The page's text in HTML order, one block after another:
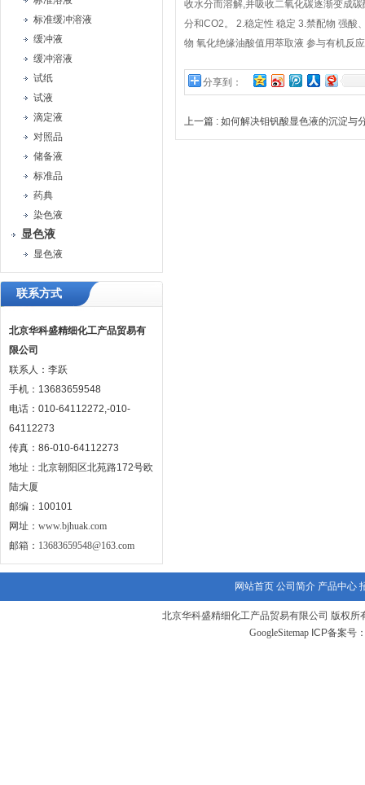
标准缓冲溶液
缓冲液
缓冲溶液
试纸
试液
滴定液
对照品
储备液
标准品
药典
染色液
显色液
显色液
联系方式
北京华科盛精细化工产品贸易有
限公司
联系人：李跃
手机：13683659548
电话：010-64112272,-010-
64112273
传真：86-010-64112273
地址：北京朝阳区北苑路172号欧
陆大厦
邮编：100101
网址： www.bjhuak.com
邮箱： 13683659548@163.com
收水分而溶解,并吸收二氧化碳逐渐变成
分和CO2。 2.稳定性 稳定 3.禁配物 强酸
物 氧化绝缘油酸值用萃取液 参与有机反
分享到：
上一篇 : 如何解决钼钒酸显色液的沉淀与
网站首页 公司简介 产品中心
北京华科盛精细化工产品贸易有限公司 版权所
GoogleSitemap ICP备案号